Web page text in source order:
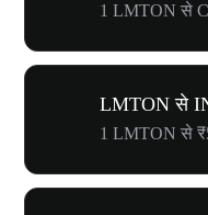
1 LMTON से
LMTON से
1 LMTON से